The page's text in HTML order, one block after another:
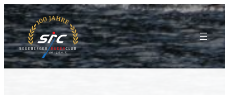
Zum
Inhalt
springen